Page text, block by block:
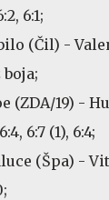
6:1;
(Čil) -
boja;
(ZDA/19) -
6:7 (1), 6:4;
(Špa) -